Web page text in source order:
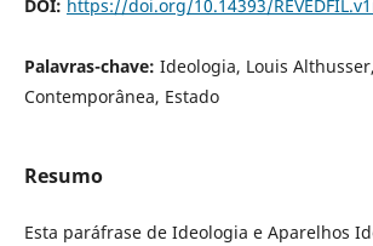
DOI: https://doi.org/10.14393/
Palavras-chave: Ideologia, Louis
Contemporânea, Estado
Resumo
Esta paráfrase de Ideologia e Aparelhos